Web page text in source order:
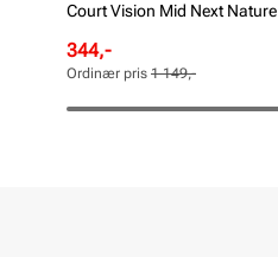
Court Vision Mid Next Nature
Rabattert
pris
Pris
344,-
Ordinær
pris
Pris
Ordinær pris 1 149,-